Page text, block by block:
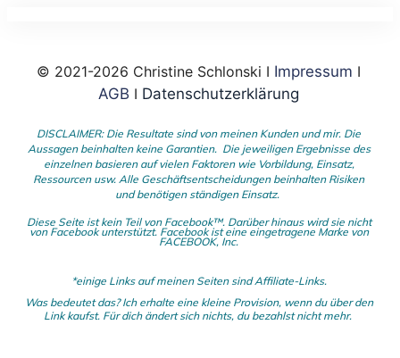
© 2021-2026 Christine Schlonski I Impressum I
AGB I Datenschutzerklärung
DISCLAIMER: Die Resultate sind von meinen Kunden und mir. Die
Aussagen beinhalten keine Garantien. Die jeweiligen Ergebnisse des
einzelnen basieren auf vielen Faktoren wie Vorbildung, Einsatz,
Ressourcen usw. Alle Geschäftsentscheidungen beinhalten Risiken
und benötigen ständigen Einsatz.
Diese Seite ist kein Teil von Facebook™. Darüber hinaus wird sie nicht
von Facebook unterstützt. Facebook ist eine eingetragene Marke von
FACEBOOK, Inc.
*einige Links auf meinen Seiten sind Affiliate-Links.
Was bedeutet das?Ich erhalte eine kleine Provision, wenn du über den
Link kaufst. Für dich ändert sich nichts, du bezahlst nicht mehr.